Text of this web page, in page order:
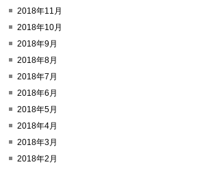
2018年11月
2018年10月
2018年9月
2018年8月
2018年7月
2018年6月
2018年5月
2018年4月
2018年3月
2018年2月